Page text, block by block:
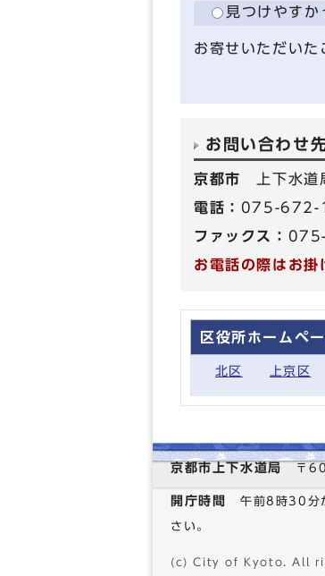
見つけやすか
お寄せいただいた
お問い合わせ
京都市
上下水
電話： 075-672-
ファックス：
お電話の際はお掛
区役所ホームペ
北区 上京区
京都市上下水道局 〒
開庁時間 午前8時30分
さい。
(c) City of Kyoto. All